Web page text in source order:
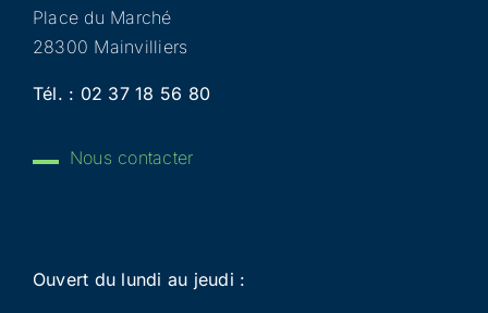
Place du Marché
28300 Mainvilliers
Tél. : 02 37 18 56 80
Nous contacter
Ouvert du lundi au jeudi :